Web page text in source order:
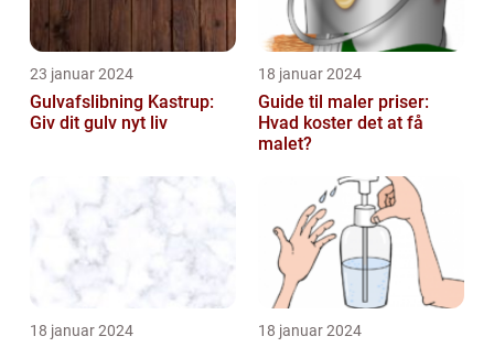
23 januar 2024
Gulvafslibning Kastrup:
Giv dit gulv nyt liv
18 januar 2024
Guide til maler priser:
Hvad koster det at få
malet?
18 januar 2024 18 januar 2024